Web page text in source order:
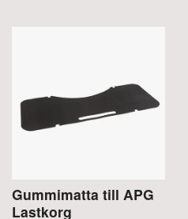
Gummimatta till APG
Lastkorg